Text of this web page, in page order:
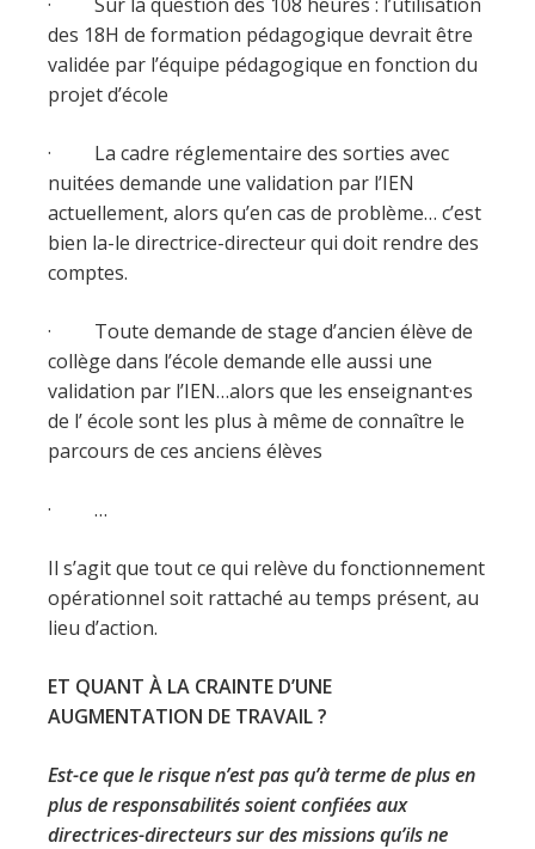
des 18H de formation pédagogique devrait être
validée par l’équipe pédagogique en fonction du
projet d’école
· La cadre réglementaire des sorties avec
nuitées demande une validation par l’IEN
actuellement, alors qu’en cas de problème… c’est
bien la-le directrice-directeur qui doit rendre des
comptes.
· Toute demande de stage d’ancien élève de
collège dans l’école demande elle aussi une
validation par l’IEN…alors que les enseignant·es
de l’ école sont les plus à même de connaître le
parcours de ces anciens élèves
· …
Il s’agit que tout ce qui relève du fonctionnement
opérationnel soit rattaché au temps présent, au
lieu d’action.
ET QUANT À LA CRAINTE D’UNE
AUGMENTATION DE TRAVAIL ?
Est-ce que le risque n’est pas qu’à terme de plus en
plus de responsabilités soient confiées aux
directrices-directeurs sur des missions qu’ils ne